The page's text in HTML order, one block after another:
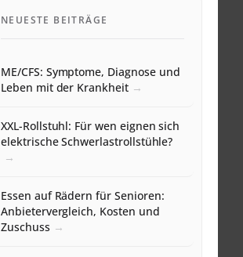
NEUESTE BEITRÄGE
ME/CFS: Symptome, Diagnose und
Leben mit der Krankheit
XXL-Rollstuhl: Für wen eignen sich
elektrische Schwerlastrollstühle?
Essen auf Rädern für Senioren:
Anbietervergleich, Kosten und
Zuschuss